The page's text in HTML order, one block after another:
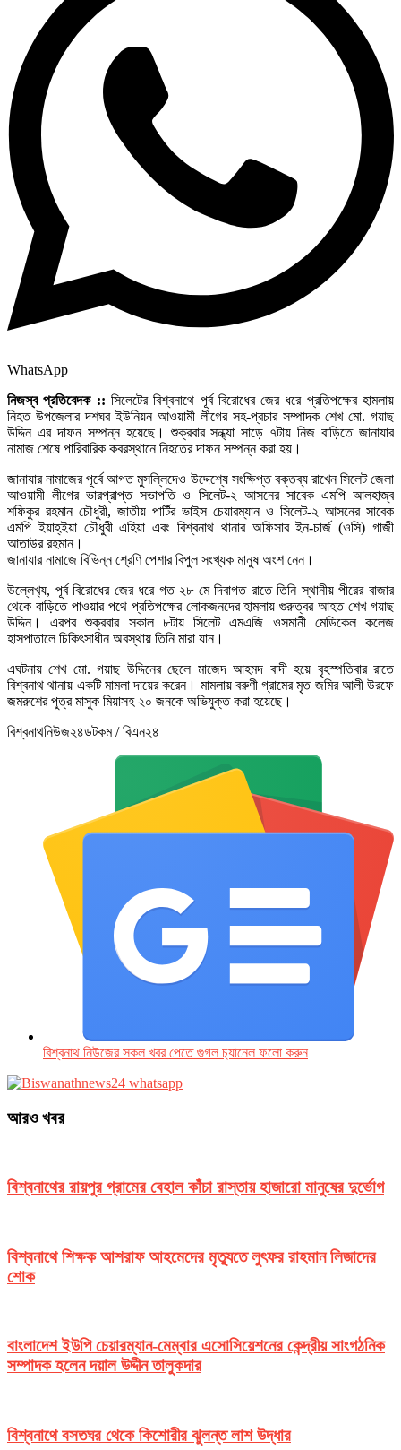
WhatsApp
নিজস্ব প্রতিবেদক :: সিলেটের বিশ্বনাথে পূর্ব বিরোধের জের ধরে প্রতিপক্ষের হামলায়
নিহত উপজেলার দশঘর ইউনিয়ন আওয়ামী লীগের সহ-প্রচার সম্পাদক শেখ মো. গয়াছ
উদ্দিন এর দাফন সম্পন্ন হয়েছে। শুক্রবার সন্ধ্যা সাড়ে ৭টায় নিজ বাড়িতে জানাযার
নামাজ শেষে পারিবারিক কবরস্থানে নিহতের দাফন সম্পন্ন করা হয়।
জানাযার নামাজের পূর্বে আগত মুসল্লিদেও উদ্দেশ্যে সংক্ষিপ্ত বক্তব্য রাখেন সিলেট জেলা
আওয়ামী লীগের ভারপ্রাপ্ত সভাপতি ও সিলেট-২ আসনের সাবেক এমপি আলহাজ্ব
শফিকুর রহমান চৌধুরী, জাতীয় পার্টির ভাইস চেয়ারম্যান ও সিলেট-২ আসনের সাবেক
এমপি ইয়াহ্ইয়া চৌধুরী এহিয়া এবং বিশ্বনাথ থানার অফিসার ইন-চার্জ (ওসি) গাজী
আতাউর রহমান।
জানাযার নামাজে বিভিন্ন শ্রেণি পেশার বিপুল সংখ্যক মানুষ অংশ নেন।
উল্লেখ‌্য, পূর্ব বিরোধের জের ধরে গত ২৮ মে দিবাগত রাতে তিনি স্থানীয় পীরের বাজার
থেকে বাড়িতে পাওয়ার পথে প্রতিপক্ষের লোকজনদের হামলায় গুরুত্বর আহত শেখ গয়াছ
উদ্দিন। এরপর শুক্রবার সকাল ৮টায় সিলেট এমএজি ওসমানী মেডিকেল কলেজ
হাসপাতালে চিকিৎসাধীন অবস্থায় তিনি মারা যান।
এঘটনায় শেখ মো. গয়াছ উদ্দিনের ছেলে মাজেদ আহমদ বাদী হয়ে বৃহস্পতিবার রাতে
বিশ্বনাথ থানায় একটি মামলা দায়ের করেন। মামলায় বরুণী গ্রামের মৃত জমির আলী উরফে
জমরুশের পুত্র মাসুক মিয়াসহ ২০ জনকে অভিযুক্ত করা হয়েছে।
বিশ্বনাথনিউজ২৪ডটকম / বিএন২৪
বিশ্বনাথ নিউজের সকল খবর পেতে গুগল চ‌্যানেল ফলো করুন
আরও খবর
বিশ্বনাথের রায়পুর গ্রামের বেহাল কাঁচা রাস্তায় হাজারো মানুষের দুর্ভোগ
বিশ্বনাথে শিক্ষক আশরাফ আহমেদের মৃত্যুতে লুৎফর রাহমান লিজাদের
শোক
বাংলাদেশ ইউপি চেয়ারম্যান-মেম্বার এসোসিয়েশনের কেন্দ্রীয় সাংগঠনিক
সম্পাদক হলেন দয়াল উদ্দীন তালুকদার
বিশ্বনাথে বসতঘর থেকে কিশোরীর ঝুলন্ত লাশ উদ্ধার